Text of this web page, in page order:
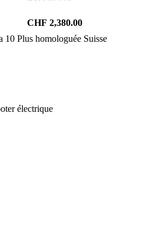
CHF 2,380.00